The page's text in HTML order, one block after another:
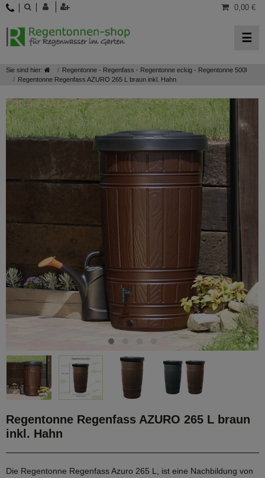
0,00 €
☰
Sie sind hier:
Regentonne - Regenfass - Regentonne eckig - Regentonne 500l
Regentonne Regenfass AZURO 265 L braun inkl. Hahn
Regentonne Regenfass AZURO 265 L braun
inkl. Hahn
Die Regentonne Regenfass Azuro 265 L, ist eine Nachbildung von